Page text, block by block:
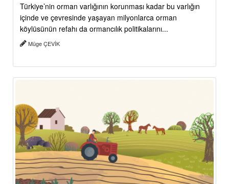
Türkiye’nin orman varlığının korunması kadar bu varlığın
içinde ve çevresinde yaşayan milyonlarca orman
köylüsünün refahı da ormancılık politikalarını...
Müge ÇEVİK